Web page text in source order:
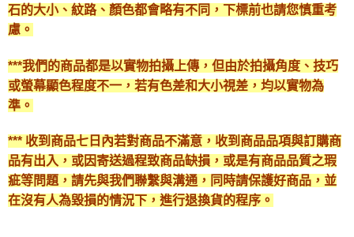
石的大小、紋路、顏色都會略有不同，下標前也請您慎重考
慮。
***我們的商品都是以實物拍攝上傳，但由於拍攝角度、技巧
或螢幕顯色程度不一，若有色差和大小視差，均以實物為
準。
*** 收到商品七日內若對商品不滿意，收到商品品項與訂購商
品有出入，或因寄送過程致商品缺損，或是有商品品質之瑕
疵等問題，請先與我們聯繫與溝通，同時請保護好商品，並
在沒有人為毀損的情況下，進行退換貨的程序。